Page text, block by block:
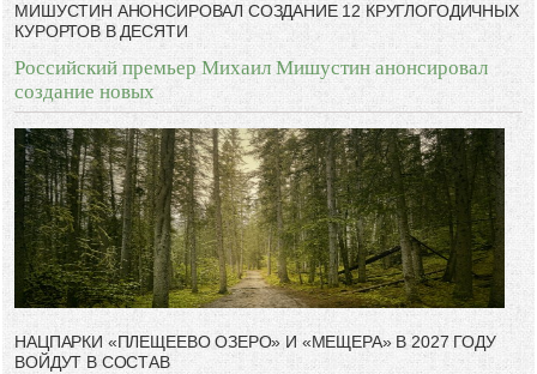
МИШУСТИН АНОНСИРОВАЛ СОЗДАНИЕ 12 КРУГЛОГОДИЧНЫХ
КУРОРТОВ В ДЕСЯТИ
Российский премьер Михаил Мишустин анонсировал
создание новых
НАЦПАРКИ «ПЛЕЩЕЕВО ОЗЕРО» И «МЕЩЕРА» В 2027 ГОДУ
ВОЙДУТ В СОСТАВ